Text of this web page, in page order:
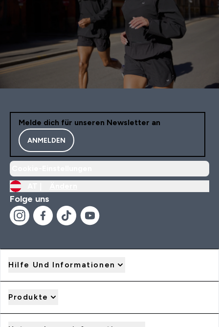
Melde dich für unseren Newsletter an
ANMELDEN
Folge uns
Hilfe Und Informationen
Produkte